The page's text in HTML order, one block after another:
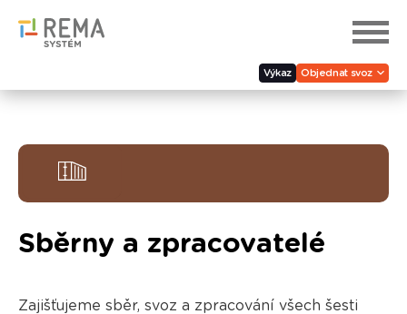
Výkaz Objednat svoz
Sběrny a zpracovatelé
Zajišťujeme sběr, svoz a zpracování všech šesti